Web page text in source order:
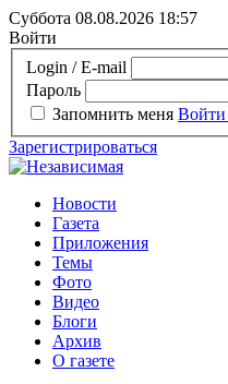
Суббота 08.08.2026 18:57
Войти
Login / E-mail
Пароль
Запомнить меня Войти
Зарегистрироваться
Новости
Газета
Приложения
Темы
Фото
Видео
Блоги
Архив
О газете